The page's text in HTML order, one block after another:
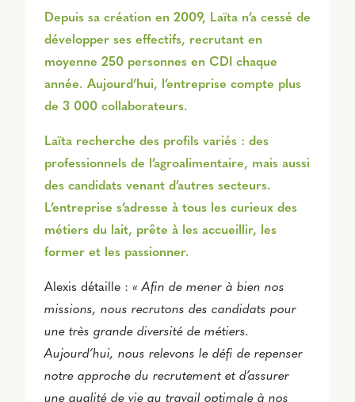
Depuis sa création en 2009, Laïta n’a cessé de
développer ses effectifs, recrutant en
moyenne 250 personnes en CDI chaque
année. Aujourd’hui, l’entreprise compte plus
de 3 000 collaborateurs.
Laïta recherche des profils variés : des
professionnels de l’agroalimentaire, mais aussi
des candidats venant d’autres secteurs.
L’entreprise s’adresse à tous les curieux des
métiers du lait, prête à les accueillir, les
former et les passionner.
Alexis détaille : « Afin de mener à bien nos
missions, nous recrutons des candidats pour
une très grande diversité de métiers.
Aujourd’hui, nous relevons le défi de repenser
notre approche du recrutement et d’assurer
une qualité de vie au travail optimale à nos